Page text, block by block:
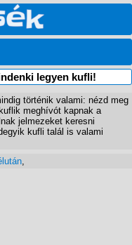
legyen kufli!
történik valami: nézd meg
meghívót kapnak a
jelmezeket keresni
kufli talál is valami
,